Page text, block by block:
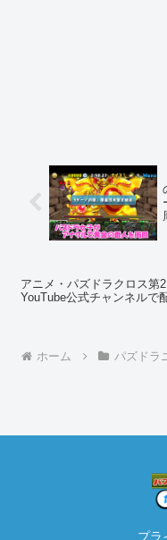
アニメ・パズドラクロス第
YouTube公式チャンネルで
ホーム パズドラ
プラ